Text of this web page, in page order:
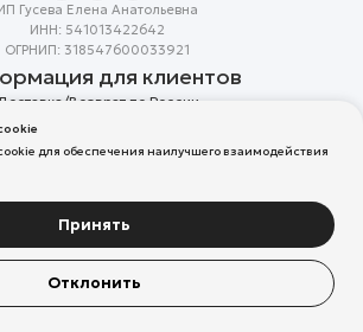
Гусева Елена Анатольевна
ИНН: 541013422642
ОГРНИП: 318547600033921
для клиентов
Доставка/Возврат по России
Скидка в день рождения
Вакансии
экстремистской, ее деятельность запрещена
на территории России
для обеспечения наилучшего взаимодействия
Принять
Отклонить